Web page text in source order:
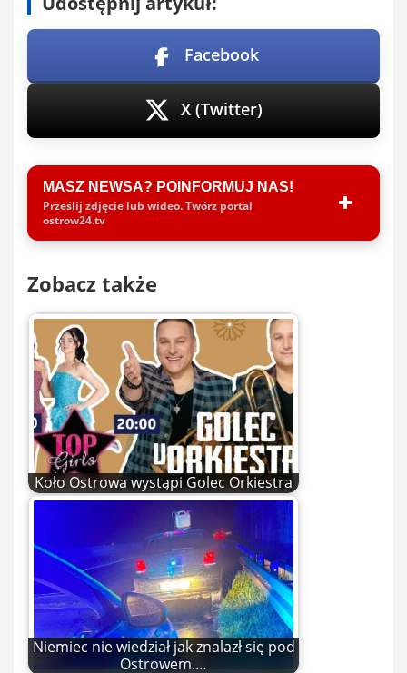
Facebook
X (Twitter)
MASZ NEWSA? POINFORMUJ NAS!
Prześlij zdjęcie lub wideo. Twórz portal
ostrow24.tv
Zobacz także
Koło Ostrowa wystąpi Golec Orkiestra
Niemiec nie wiedział jak znalazł się pod
Ostrowem.…